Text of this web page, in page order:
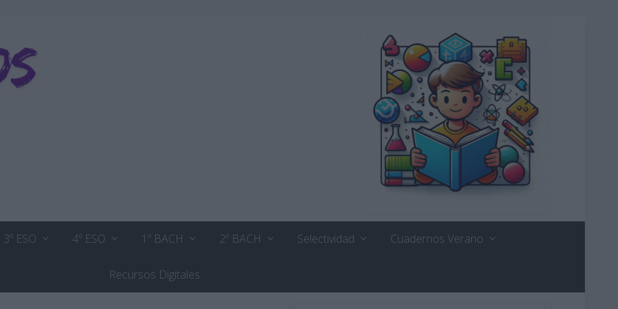
3º ESO 4º ESO 1º BACH 2º BACH Selectividad Cuadernos Verano
Recursos Digitales